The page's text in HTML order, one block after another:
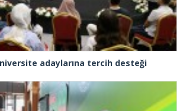
adaylarına tercih desteği